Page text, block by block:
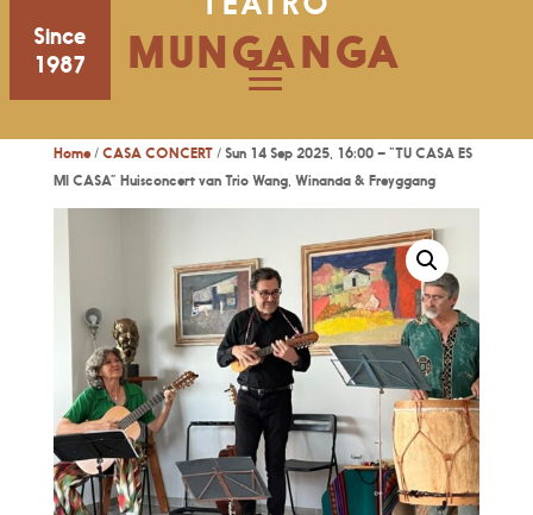
Since
1987
MUNGANGA
Home/ CASA CONCERT/ Sun 14 Sep 2025, 16:00 – “TU CASA ES
MI CASA” Huisconcert van Trio Wang, Winanda & Freyggang